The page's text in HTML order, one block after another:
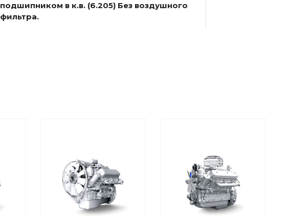
подшипником в к.в. (6.205) Без воздушного
фильтра.